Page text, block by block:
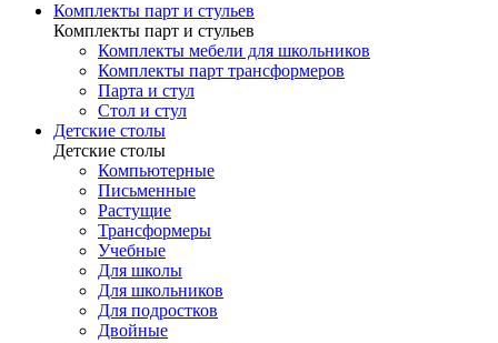
Комплекты парт и стульев
Комплекты парт и стульев
Комплекты мебели для школьников
Комплекты парт трансформеров
Парта и стул
Стол и стул
Детские столы
Детские столы
Компьютерные
Письменные
Растущие
Трансформеры
Учебные
Для школы
Для школьников
Для подростков
Двойные